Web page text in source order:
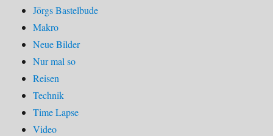
Jörgs Bastelbude
Makro
Neue Bilder
Nur mal so
Reisen
Technik
Time Lapse
Video